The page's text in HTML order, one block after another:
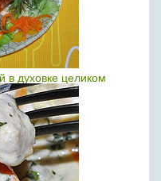
в духовке целиком